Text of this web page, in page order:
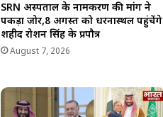
SRN अस्पताल के नामकरण की मांग ने
पकड़ा जोर,8 अगस्त को धरनास्थल पहुंचेंगे
शहीद रोशन सिंह के प्रपौत्र
August 7, 2026